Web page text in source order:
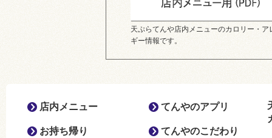
天ぷらてんや店内メニューのカロリー・ア
ギー情報です。
店内メニュー
お持ち帰り
てんやのアプリ
てんやのこだわり